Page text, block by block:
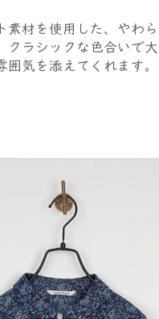
素材を使用した、やわ
クラシックな色合いで
囲気を添えてくれます